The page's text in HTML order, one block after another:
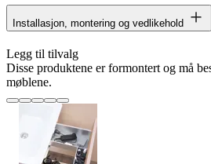
Installasjon, montering og vedlikehold
Legg til tilvalg
Disse produktene er formontert og må
møblene.